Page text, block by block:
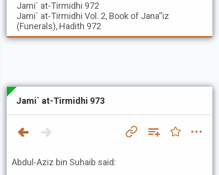
Jami` at-Tirmidhi 972
Jami` at-Tirmidhi Vol. 2, Book of Jana''iz
(Funerals), Hadith 972
Jami` at-Tirmidhi 973
Abdul-Aziz bin Suhaib said: